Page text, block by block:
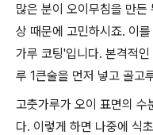
많은 분이 오이무침을 만든
상 때문에 고민하시죠. 이
가루 코팅'입니다. 본격적
루 1큰술을 먼저 넣고 골고
고춧가루가 오이 표면의 수
다. 이렇게 하면 나중에 식